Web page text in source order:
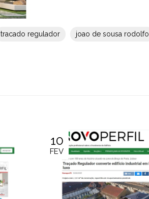
tracado regulador joao de sousa rodolfo
10
FEV